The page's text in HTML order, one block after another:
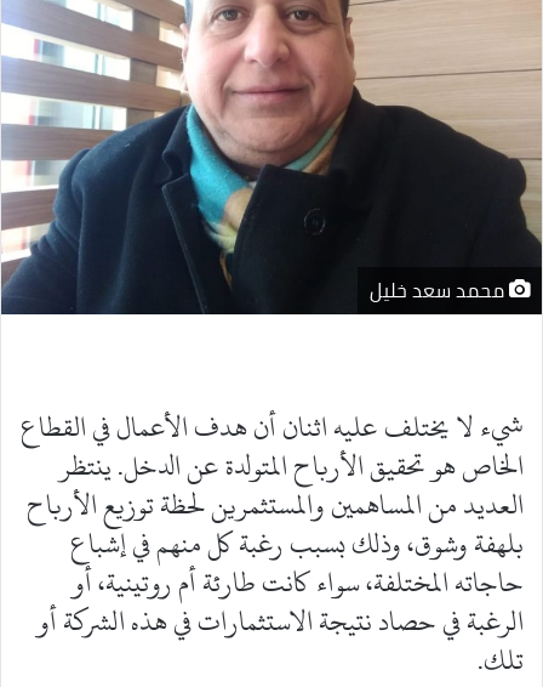
محمد سعد خليل
شيء لا يختلف عليه اثنان أن هدف الأعمال في القطاع
الخاص هو تحقيق الأرباح المتولدة عن الدخل. ينتظر
العديد من المساهمين والمستثمرين لحظة توزيع الأرباح
بلهفة وشوق، وذلك بسبب رغبة كل منهم في إشباع
حاجاته المختلفة، سواء كانت طارئة أم روتينية، أو
الرغبة في حصاد نتيجة الاستثمارات في هذه الشركة أو
تلك.